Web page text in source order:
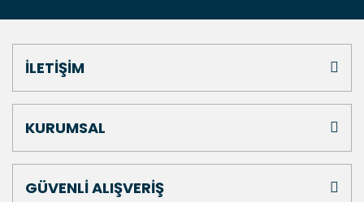
İLETİŞİM
KURUMSAL
GÜVENLİ ALIŞVERİŞ